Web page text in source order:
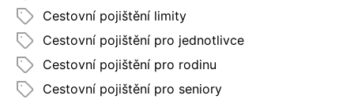
Cestovní pojištění limity
Cestovní pojištění pro jednotlivce
Cestovní pojištění pro rodinu
Cestovní pojištění pro seniory